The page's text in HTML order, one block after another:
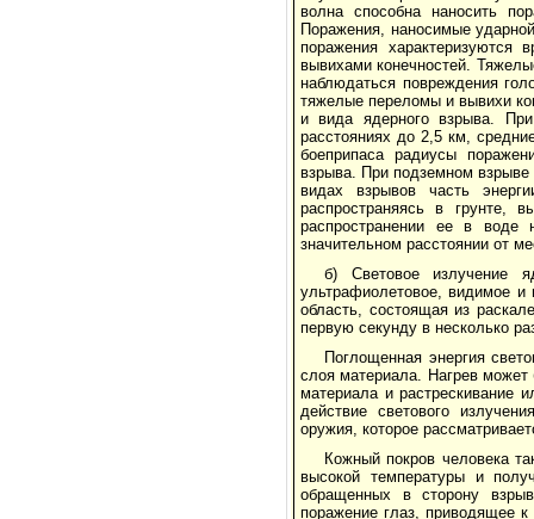
волна способна наносить
Поражения, наносимые
поражения
вывихами конечностей.
наблюдаться повреждения
тяжелые переломы и вывихи
и вида ядерного взрыва.
расстояниях до 2,5 км,
боеприпаса радиусы
взрыва. При подземном взрыве
видах взрывов часть
распространяясь в грунте,
распространении ее в воде
значительном расстоянии от
б) Световое излучение
ультрафиолетовое, видимое и
область, состоящая из
первую секунду в несколько
Поглощенная энергия
слоя материала. Нагрев может
материала и растрескивание
действие светового
оружия, которое
Кожный покров человека
высокой температуры и
обращенных в сторону
поражение глаз, приводящее